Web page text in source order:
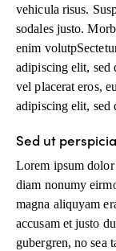
vehicula risus.
sodales justo.
enim
adipiscing elit, sed
vel placerat eros,
adipiscing elit, sed
Sed ut
Lorem ipsum dolor
diam nonumy
magna aliquyam
accusam et justo
gubergren, no sea